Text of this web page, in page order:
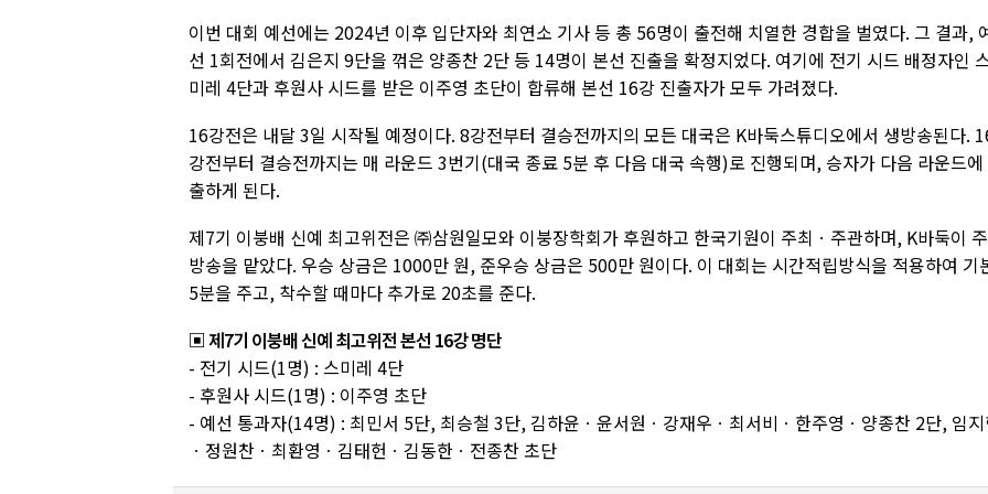
이번 대회 예선에는 2024년 이후 입단자와 최연소 기사 등 총 56명이 출전해 치열한 경합을 벌였다. 그 결과,
선 1회전에서 김은지 9단을 꺾은 양종찬 2단 등 14명이 본선 진출을 확정지었다. 여기에 전기 시드 배정자인
미레 4단과 후원사 시드를 받은 이주영 초단이 합류해 본선 16강 진출자가 모두 가려졌다.
16강전은 내달 3일 시작될 예정이다. 8강전부터 결승전까지의 모든 대국은 K바둑스튜디오에서 생방송된다.
강전부터 결승전까지는 매 라운드 3번기(대국 종료 5분 후 다음 대국 속행)로 진행되며, 승자가 다음 라운드에
출하게 된다.
제7기 이붕배 신예 최고위전은 ㈜삼원일모와 이붕장학회가 후원하고 한국기원이 주최ㆍ주관하며, K바둑이
방송을 맡았다. 우승 상금은 1000만 원, 준우승 상금은 500만 원이다. 이 대회는 시간적립방식을 적용하여 기
5분을 주고, 착수할 때마다 추가로 20초를 준다.
▣ 제7기 이붕배 신예 최고위전 본선 16강 명단
- 전기 시드(1명) : 스미레 4단
- 후원사 시드(1명) : 이주영 초단
- 예선 통과자(14명) : 최민서 5단, 최승철 3단, 김하윤ㆍ윤서원ㆍ강재우ㆍ최서비ㆍ한주영ㆍ양종찬 2단, 임지
ㆍ정원찬ㆍ최환영ㆍ김태헌ㆍ김동한ㆍ전종찬 초단